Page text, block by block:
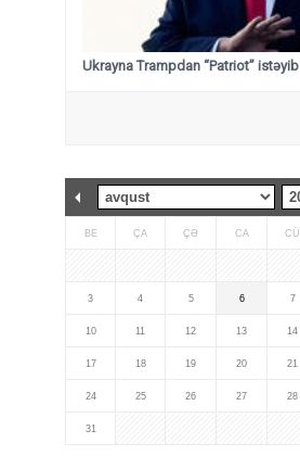
Ukrayna Trampdan “Patriot” istəyib
BE ÇA ÇƏ CA CÜ
3 4 5 6 7
10 11 12 13 14
17 18 19 20 21
24 25 26 27 28
31